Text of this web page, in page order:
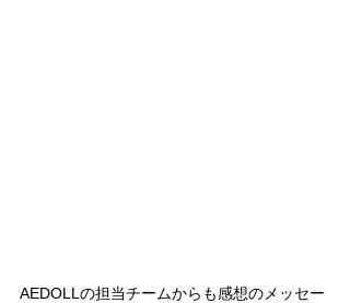
AEDOLLの担当チームからも感想のメッセー